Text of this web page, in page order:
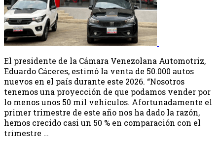
El presidente de la Cámara Venezolana Automotriz,
Eduardo Cáceres, estimó la venta de 50.000 autos
nuevos en el país durante este 2026. “Nosotros
tenemos una proyección de que podamos vender por
lo menos unos 50 mil vehículos. Afortunadamente el
primer trimestre de este año nos ha dado la razón,
hemos crecido casi un 50 % en comparación con el
trimestre …